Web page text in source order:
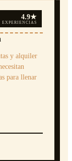
4.9★
EXPERIENCIAS
y alquiler
para llenar